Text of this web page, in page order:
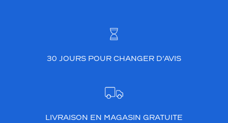
30 JOURS POUR CHANGER D’AVIS
LIVRAISON EN MAGASIN GRATUITE